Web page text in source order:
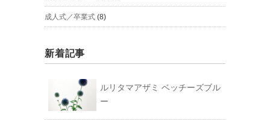
成人式／卒業式 (8)
新着記事
ルリタマアザミ ベッチーズブル
ー